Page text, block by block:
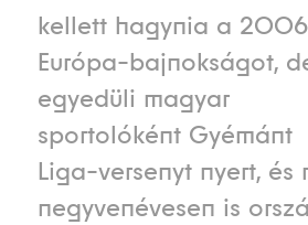
kellett hagynia a
Európa-bajnokságot,
egyedüli magyar
sportolóként Gyémánt
Liga-versenyt nyert, és
negyvenévesen is